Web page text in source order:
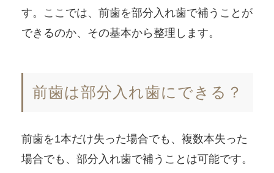
す。ここでは、前歯を部分入れ歯で補うことが
できるのか、その基本から整理します。
前歯は部分入れ歯にできる？
前歯を1本だけ失った場合でも、複数本失った
場合でも、部分入れ歯で補うことは可能です。